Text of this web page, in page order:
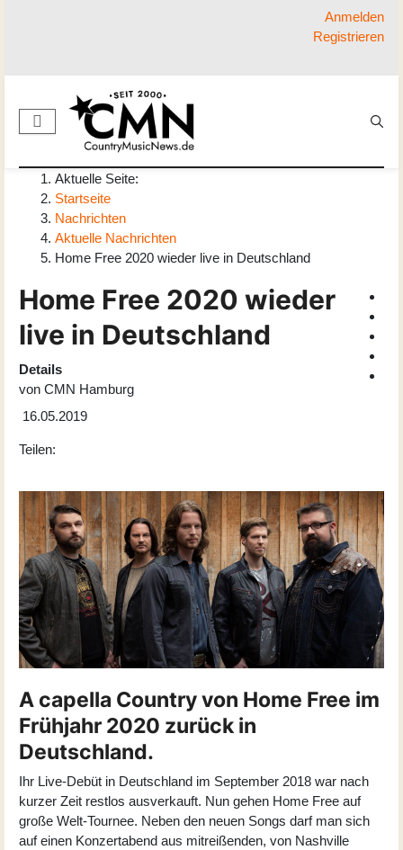
Anmelden
Registrieren
Aktuelle Seite:
Startseite
Nachrichten
Aktuelle Nachrichten
Home Free 2020 wieder live in Deutschland
Home Free 2020 wieder
live in Deutschland
Details
von CMN Hamburg
16.05.2019
Teilen:
A capella Country von Home Free im
Frühjahr 2020 zurück in
Deutschland.
Ihr Live-Debüt in Deutschland im September 2018 war nach
kurzer Zeit restlos ausverkauft. Nun gehen Home Free auf
große Welt-Tournee. Neben den neuen Songs darf man sich
auf einen Konzertabend aus mitreißenden, von Nashville